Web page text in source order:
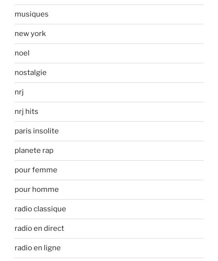
musiques
new york
noel
nostalgie
nrj
nrj hits
paris insolite
planete rap
pour femme
pour homme
radio classique
radio en direct
radio en ligne